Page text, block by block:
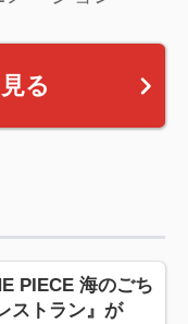
る
PIECE 海のごち
ストラン』が